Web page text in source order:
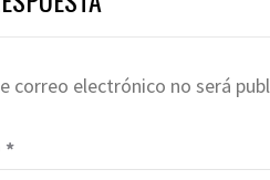
correo electrónico no será
*